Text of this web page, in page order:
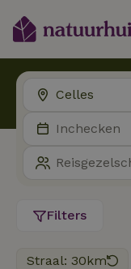
Filters
Straal: 30km